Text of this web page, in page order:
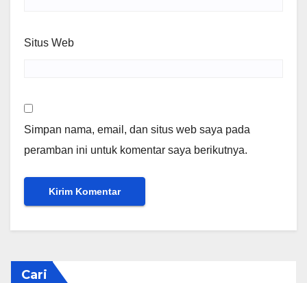
Situs Web
Simpan nama, email, dan situs web saya pada
peramban ini untuk komentar saya berikutnya.
Cari